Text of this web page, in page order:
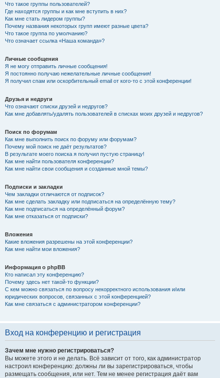
Что такое группы пользователей?
Где находятся группы и как мне вступить в них?
Как мне стать лидером группы?
Почему названия некоторых групп имеют разные цвета?
Что такое группа по умолчанию?
Что означает ссылка «Наша команда»?
Личные сообщения
Я не могу отправить личные сообщения!
Я постоянно получаю нежелательные личные сообщения!
Я получил спам или оскорбительный email от кого-то с этой конференции!
Друзья и недруги
Что означают списки друзей и недругов?
Как мне добавлять/удалять пользователей в списках моих друзей и недругов?
Поиск по форумам
Как мне выполнить поиск по форуму или форумам?
Почему мой поиск не даёт результатов?
В результате моего поиска я получил пустую страницу!
Как мне найти пользователя конференции?
Как мне найти свои сообщения и созданные мной темы?
Подписки и закладки
Чем закладки отличаются от подписок?
Как мне сделать закладку или подписаться на определённую тему?
Как мне подписаться на определённый форум?
Как мне отказаться от подписки?
Вложения
Какие вложения разрешены на этой конференции?
Как мне найти мои вложения?
Информация о phpBB
Кто написал эту конференцию?
Почему здесь нет такой-то функции?
С кем можно связаться по вопросу некорректного использования и/или
юридических вопросов, связанных с этой конференцией?
Как мне связаться с администратором конференции?
Вход на конференцию и регистрация
Зачем мне нужно регистрироваться?
Вы можете этого и не делать. Всё зависит от того, как администратор
настроил конференцию: должны ли вы зарегистрироваться, чтобы
размещать сообщения, или нет. Тем не менее регистрация даёт вам